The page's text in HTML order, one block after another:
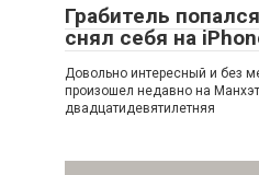
Грабитель
снял себя на
Довольно интересный и без
произошел недавно на
двадцатидевятилетняя